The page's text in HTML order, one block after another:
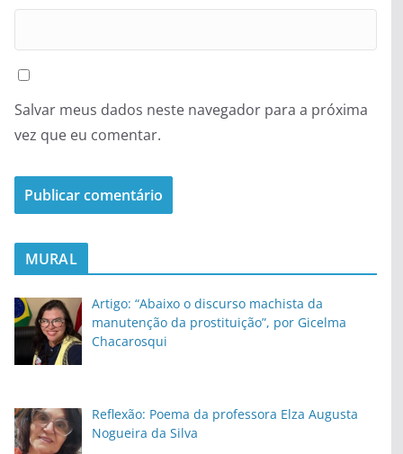
Salvar meus dados neste navegador para a próxima
vez que eu comentar.
MURAL
Artigo: “Abaixo o discurso machista da
manutenção da prostituição”, por Gicelma
Chacarosqui
Reflexão: Poema da professora Elza Augusta
Nogueira da Silva